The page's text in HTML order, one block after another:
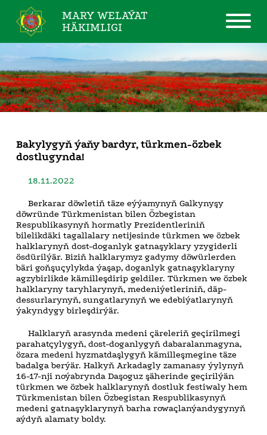
MARY WELAÝAT
HÄKIMLIGI
Bakylygyň ýaňy bardyr, türkmen-özbek
dostlugynda!
18.11.2022
Berkarar döwletiň täze eýýamynyň Galkynyşy
döwründe Türkmenistan bilen Özbegistan
Respublikasynyň hormatly Prezidentleriniň
bilelikdäki tagallalary netijesinde türkmen we özbek
halklarynyň dost-doganlyk gatnaşyklary yzygiderli
ösdürilýär. Biziň halklarymyz gadymy döwürlerden
bäri goňşuçylykda ýaşap, doganlyk gatnaşyklaryny
agzybirlikde kämilleşdirip geldiler. Türkmen we özbek
halklaryny taryhlarynyň, medeniýetleriniň, däp-
dessurlarynyň, sungatlarynyň we edebiýatlarynyň
ýakyndygy birleşdirýär.
Halklaryň arasynda medeni çäreleriň geçirilmegi
parahatçylygyň, dost-doganlygyň dabaralanmagyna,
özara medeni hyzmatdaşlygyň kämilleşmegine täze
badalga berýär. Halkyň Arkadagly zamanasy ýylynyň
16-17-nji noýabrynda Daşoguz şäherinde geçirilýän
türkmen we özbek halklarynyň dostluk festiwaly hem
Türkmenistan bilen Özbegistan Respublikasynyň
medeni gatnaşyklarynyň barha rowaçlanýandygynyň
aýdyň alamaty boldy.